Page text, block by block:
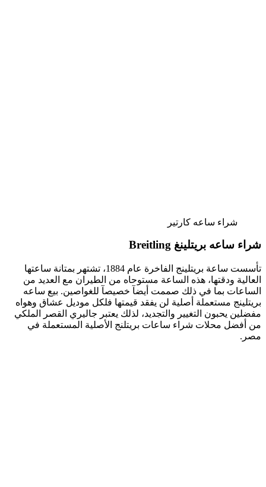
شراء ساعه كارتير
شراء ساعه بريتلينغ Breitling
تأسست ساعة بريتلينج الفاخرة عام 1884، تشتهر بمتانة ساعتها
العالية ودقتها، هذه الساعة مستوحاه من الطيران مع العديد من
الساعات بما في ذلك صممت أيضآ خصيصآ للغواصين. بيع ساعه
بريتلينج مستعملة أصلية لن يفقد قيمتها فلكل موديل عشاق وهواه
مفضلين يحبون التغيير والتجديد، لذلك يعتبر جاليري القصر الملكي
من أفضل محلات شراء ساعات بريتلنج الأصلية المستعملة في
مصر.